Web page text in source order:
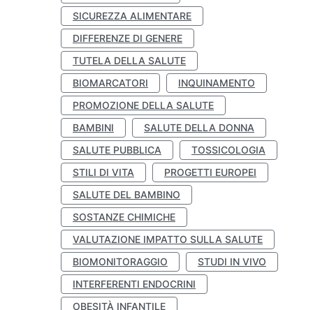
SICUREZZA ALIMENTARE
DIFFERENZE DI GENERE
TUTELA DELLA SALUTE
BIOMARCATORI
INQUINAMENTO
PROMOZIONE DELLA SALUTE
BAMBINI
SALUTE DELLA DONNA
SALUTE PUBBLICA
TOSSICOLOGIA
STILI DI VITA
PROGETTI EUROPEI
SALUTE DEL BAMBINO
SOSTANZE CHIMICHE
VALUTAZIONE IMPATTO SULLA SALUTE
BIOMONITORAGGIO
STUDI IN VIVO
INTERFERENTI ENDOCRINI
OBESITÀ INFANTILE